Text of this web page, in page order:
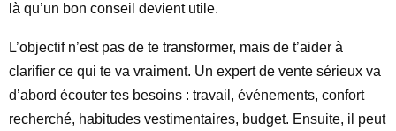
là qu’un bon conseil devient utile.
L’objectif n’est pas de te transformer, mais de t’aider à
clarifier ce qui te va vraiment. Un expert de vente sérieux va
d’abord écouter tes besoins : travail, événements, confort
recherché, habitudes vestimentaires, budget. Ensuite, il peut